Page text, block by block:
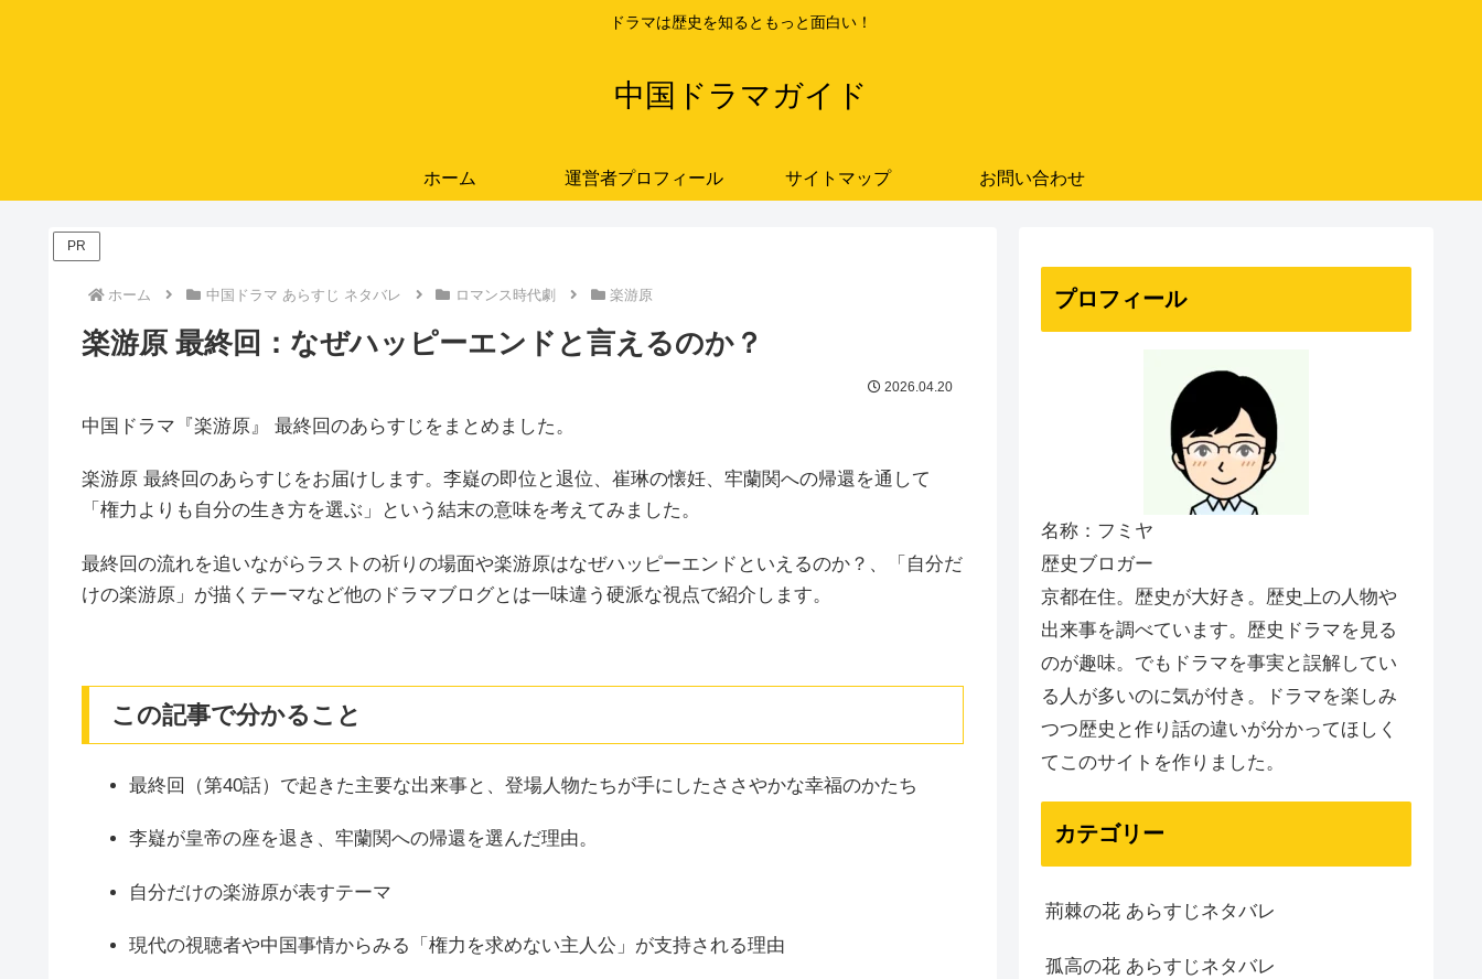
ドラマは歴史を知るともっと面白い！
中国ドラマガイド
ホーム 運営者プロフィール サイトマップ お問い合わせ
PR
ホーム 中国ドラマ あらすじ ネタバレ ロマンス時代劇 楽游原
楽游原 最終回：なぜハッピーエンドと言えるのか？
2026.04.20
中国ドラマ『楽游原』 最終回のあらすじをまとめました。
楽游原 最終回のあらすじをお届けします。李嶷の即位と退位、崔琳の懐妊、牢蘭関への帰還を通して
「権力よりも自分の生き方を選ぶ」という結末の意味を考えてみました。
最終回の流れを追いながらラストの祈りの場面や楽游原はなぜハッピーエンドといえるのか？、「自分だ
けの楽游原」が描くテーマなど他のドラマブログとは一味違う硬派な視点で紹介します。
この記事で分かること
最終回（第40話）で起きた主要な出来事と、登場人物たちが手にしたささやかな幸福のかたち
李嶷が皇帝の座を退き、牢蘭関への帰還を選んだ理由。
自分だけの楽游原が表すテーマ
現代の視聴者や中国事情からみる「権力を求めない主人公」が支持される理由
プロフィール
名称：フミヤ
歴史ブロガー
京都在住。歴史が大好き。歴史上の人物や
出来事を調べています。歴史ドラマを見る
のが趣味。でもドラマを事実と誤解してい
る人が多いのに気が付き。ドラマを楽しみ
つつ歴史と作り話の違いが分かってほしく
てこのサイトを作りました。
カテゴリー
荊棘の花 あらすじネタバレ
孤高の花 あらすじネタバレ